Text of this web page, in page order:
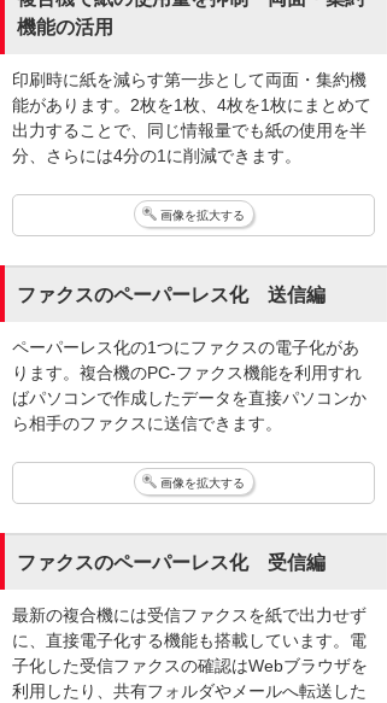
機能の活用
印刷時に紙を減らす第一歩として両面・集約機
能があります。2枚を1枚、4枚を1枚にまとめて
出力することで、同じ情報量でも紙の使用を半
分、さらには4分の1に削減できます。
画像を拡大する
ファクスのペーパーレス化 送信編
ペーパーレス化の1つにファクスの電子化があ
ります。複合機のPC-ファクス機能を利用すれ
ばパソコンで作成したデータを直接パソコンか
ら相手のファクスに送信できます。
画像を拡大する
ファクスのペーパーレス化 受信編
最新の複合機には受信ファクスを紙で出力せず
に、直接電子化する機能も搭載しています。電
子化した受信ファクスの確認はWebブラウザを
利用したり、共有フォルダやメールへ転送した